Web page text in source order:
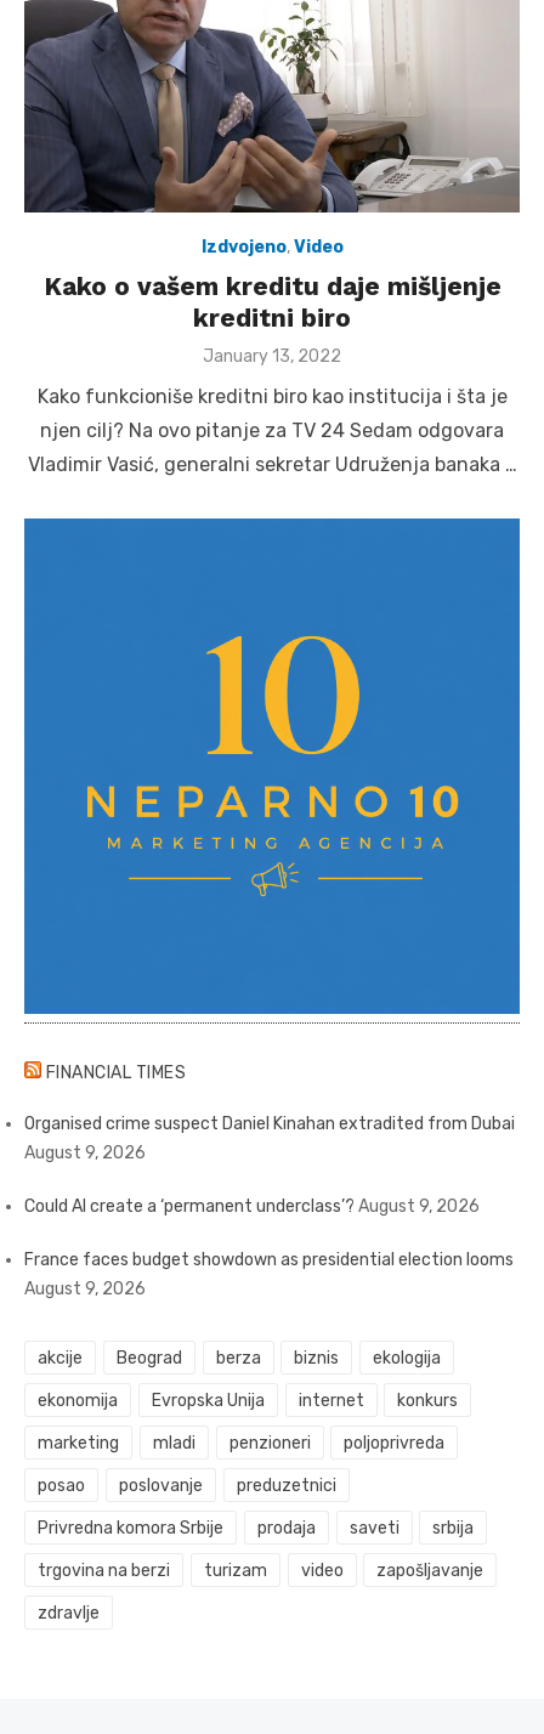
Izdvojeno,Video
Kako o vašem kreditu daje mišljenje
kreditni biro
Posted
January 13, 2022
Kako funkcioniše kreditni biro kao institucija i šta je
njen cilj? Na ovo pitanje za TV 24 Sedam odgovara
Vladimir Vasić, generalni sekretar Udruženja banaka …
FINANCIAL TIMES
Organised crime suspect Daniel Kinahan extradited from Dubai
August 9, 2026
Could AI create a ‘permanent underclass’? August 9, 2026
France faces budget showdown as presidential election looms
August 9, 2026
akcije Beograd berza biznis ekologija
ekonomija Evropska Unija internet konkurs
marketing mladi penzioneri poljoprivreda
posao poslovanje preduzetnici
Privredna komora Srbije prodaja saveti srbija
trgovina na berzi turizam video zapošljavanje
zdravlje